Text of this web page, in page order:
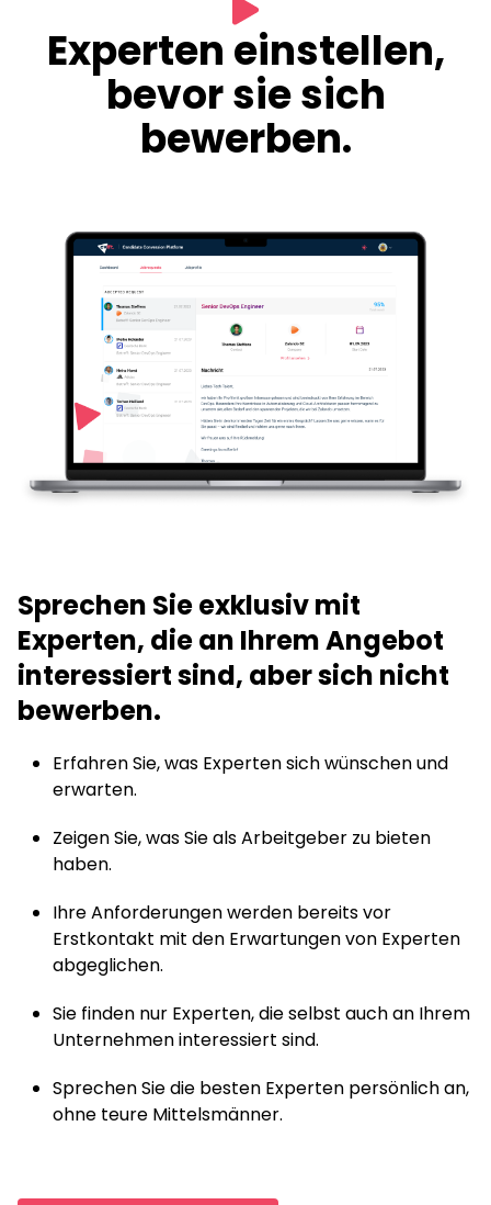
Experten einstellen,
bevor sie sich
bewerben.
Sprechen Sie exklusiv mit
Experten, die an Ihrem Angebot
interessiert sind, aber sich nicht
bewerben.
Erfahren Sie, was Experten sich wünschen und
erwarten.
Zeigen Sie, was Sie als Arbeitgeber zu bieten
haben.
Ihre Anforderungen werden bereits vor
Erstkontakt mit den Erwartungen von Experten
abgeglichen.
Sie finden nur Experten, die selbst auch an Ihrem
Unternehmen interessiert sind.
Sprechen Sie die besten Experten persönlich an,
ohne teure Mittelsmänner.